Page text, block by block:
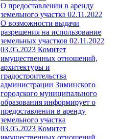
О предоставлении в аренду
земельного участка 02.11.2022
О возможности выдачи
разрешения на использование
земельных участков 02.11.2022
03.05.2023 Комитет
имущественных отношений,
архитектуры и
градостроительства
администрации Зиминского
городского муниципального
образования информирует о
предоставлении в аренду
земельного участка
03.05.2023 Комитет
имущественных отношений,